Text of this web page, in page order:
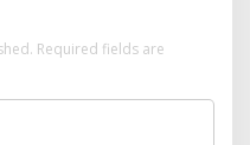
Required fields are